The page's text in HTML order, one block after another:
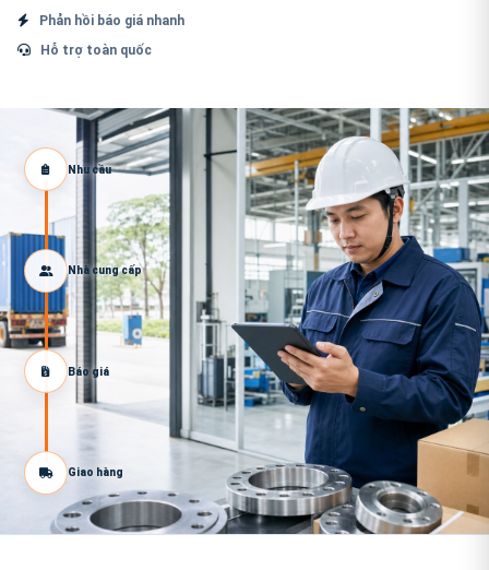
Phản hồi báo giá nhanh
Hỗ trợ toàn quốc
Nhu cầu
Nhà cung cấp
Báo giá
Giao hàng